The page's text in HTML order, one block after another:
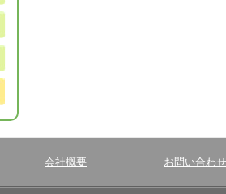
会社概要 お問い合わせ